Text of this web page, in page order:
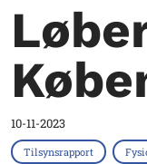
10-11-2023
Tilsynsrapport